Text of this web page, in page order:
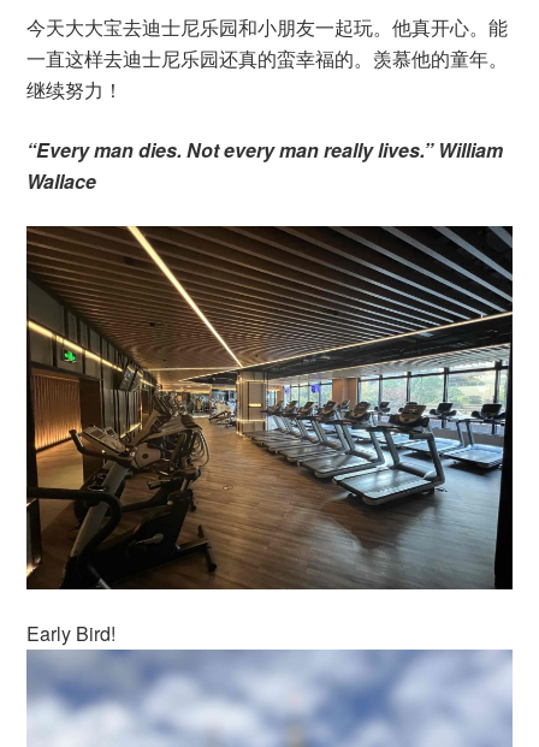
今天大大宝去迪士尼乐园和小朋友一起玩。他真开心。能
一直这样去迪士尼乐园还真的蛮幸福的。羡慕他的童年。
继续努力！
“Every man dies. Not every man really lives.” William
Wallace
Early Bird!